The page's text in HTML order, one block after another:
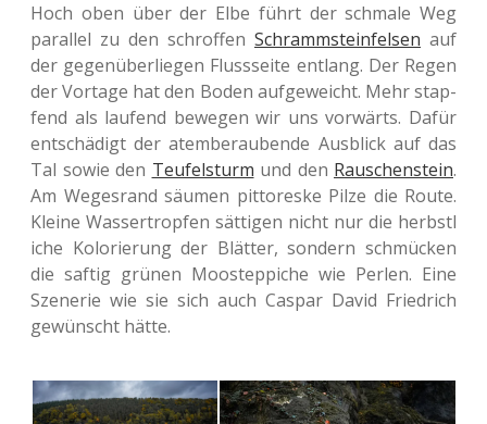
Hoch oben über der Elbe führt der schma­le Weg
par­al­lel zu den schrof­fen Schramm­stein­fel­sen auf
der gegen­über­lie­gen Fluss­sei­te ent­lang. Der Regen
der Vor­ta­ge hat den Boden auf­ge­weicht. Mehr stap­
fend als lau­fend bewe­gen wir uns vor­wärts. Dafür
ent­schä­digt der atem­be­rau­ben­de Aus­blick auf das
Tal sowie den Teu­fel­sturm und den Rau­schen­stein.
Am Weges­rand säumen pit­to­res­ke Pilze die Route.
Kleine Was­ser­trop­fen sät­ti­gen nicht nur die herbst­l
i­che Kolo­rie­rung der Blät­ter, son­dern schmü­cken
die saftig grünen Moos­tep­pi­che wie Perlen. Eine
Sze­ne­rie wie sie sich auch Caspar David Fried­rich
gewünscht hätte.